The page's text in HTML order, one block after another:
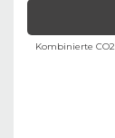
Kombinierte